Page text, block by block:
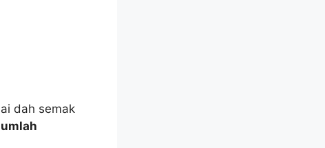
dah semak